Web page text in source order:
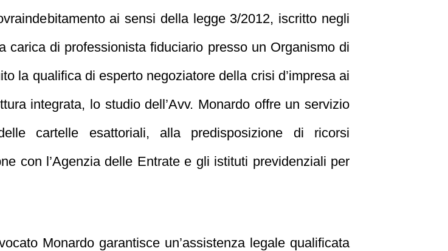
ai sensi della legge 3/2012, iscritto negli
di professionista fiduciario presso un Organismo di
la qualifica di esperto negoziatore della crisi d’impresa ai
integrata, lo studio dell’Avv. Monardo offre un servizio
cartelle esattoriali, alla predisposizione di ricorsi
con l’Agenzia delle Entrate e gli istituti previdenziali per
Monardo garantisce un’assistenza legale qualificata